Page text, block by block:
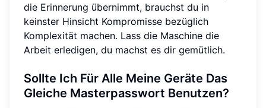
die Erinnerung übernimmt, brauchst du in
keinster Hinsicht Kompromisse bezüglich
Komplexität machen. Lass die Maschine die
Arbeit erledigen, du machst es dir gemütlich.
Sollte Ich Für Alle Meine Geräte Das
Gleiche Masterpasswort Benutzen?